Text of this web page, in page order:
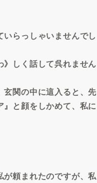
らっしゃいませんでし
》しく話して呉れません
玄関の中に這入ると、先
と顔をしかめて、私に
頼まれたのですが、私